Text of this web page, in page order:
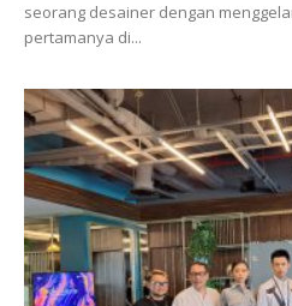
seorang desainer dengan
pertamanya di...